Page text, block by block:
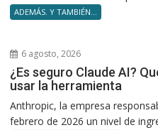
ADEMÁS. Y TAMBIÉN...
6 agosto, 2026
¿Es seguro Claude AI?
usar la herramienta
Anthropic, la empresa
febrero de 2026 un nivel de